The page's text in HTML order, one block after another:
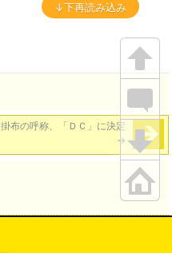
↓下再読み込み
掛布の呼称、「ＤＣ」に決定
→